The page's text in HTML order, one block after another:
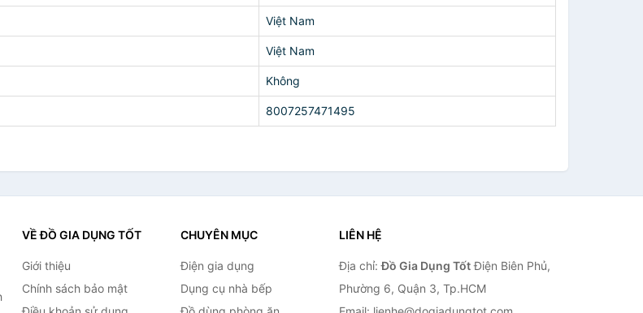
Việt Nam
Việt Nam
Không
8007257471495
VỀ ĐỒ GIA DỤNG TỐT
Giới thiệu
Chính sách bảo mật
CHUYÊN MỤC
Điện gia dụng
Dụng cụ nhà bếp
LIÊN HỆ
Địa chỉ:Đồ Gia Dụng TốtĐiện Biên Phủ,
Phường 6, Quận 3, Tp.HCM